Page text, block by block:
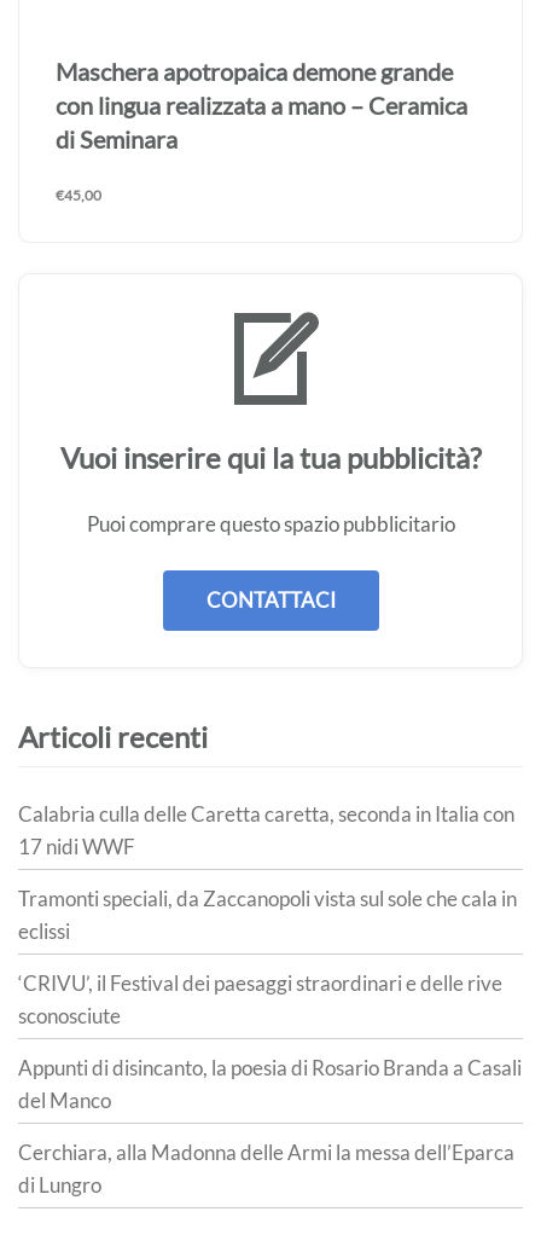
Maschera apotropaica demone grande
con lingua realizzata a mano – Ceramica
di Seminara
€45,00
Vuoi inserire qui la tua pubblicità?
Puoi comprare questo spazio pubblicitario
CONTATTACI
Articoli recenti
Calabria culla delle Caretta caretta, seconda in Italia con
17 nidi WWF
Tramonti speciali, da Zaccanopoli vista sul sole che cala in
eclissi
‘CRIVU’, il Festival dei paesaggi straordinari e delle rive
sconosciute
Appunti di disincanto, la poesia di Rosario Branda a Casali
del Manco
Cerchiara, alla Madonna delle Armi la messa dell’Eparca
di Lungro